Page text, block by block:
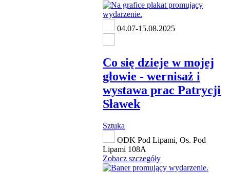
04.07-15.08.2025
Co się dzieje w mojej
głowie - wernisaż i
wystawa prac Patrycji
Sławek
Sztuka
ODK Pod Lipami, Os. Pod
Lipami 108A
Zobacz szczegóły